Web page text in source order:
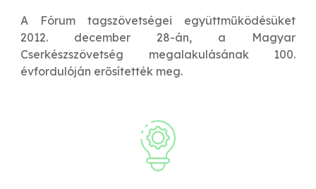
A Fórum tagszövetségei együttműködésüket
2012. december 28-án, a Magyar
Cserkészszövetség megalakulásának 100.
évfordulóján erősítették meg.